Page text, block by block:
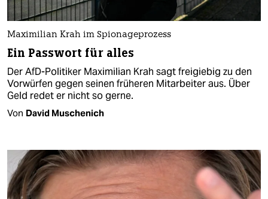
Maximilian Krah im Spionageprozess
Ein Passwort für alles
Der AfD-Politiker Maximilian Krah sagt freigiebig zu den
Vorwürfen gegen seinen früheren Mitarbeiter aus. Über
Geld redet er nicht so gerne.
Von David Muschenich